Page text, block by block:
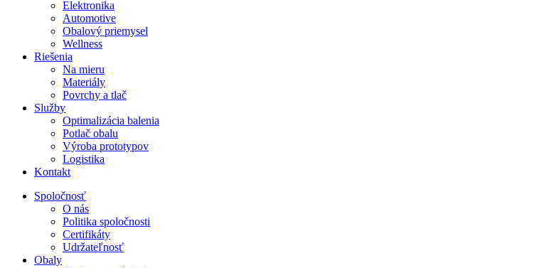
Elektronika
Automotive
Obalový priemysel
Wellness
Riešenia
Na mieru
Materiály
Povrchy a tlač
Služby
Optimalizácia balenia
Potlač obalu
Výroba prototypov
Logistika
Kontakt
Spoločnosť
O nás
Politika spoločnosti
Certifikáty
Udržateľnosť
Obaly